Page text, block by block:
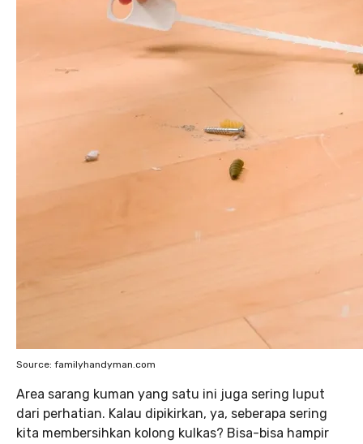
Source: familyhandyman.com
Area sarang kuman yang satu ini juga sering luput
dari perhatian. Kalau dipikirkan, ya, seberapa sering
kita membersihkan kolong kulkas? Bisa-bisa hampir